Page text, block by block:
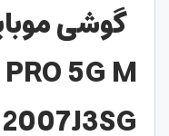
گوشی
5G M